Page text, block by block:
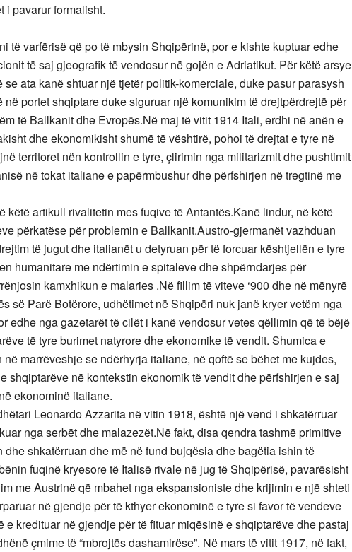
i pavarur formalisht.
të varfërisë që po të mbysin Shqipërinë, por e kishte kuptuar edhe
të saj gjeografik të vendosur në gojën e Adriatikut. Për këtë arsye
se ata kanë shtuar një tjetër politik-komerciale, duke pasur parasysh
në portet shqiptare duke siguruar një komunikim të drejtpërdrejtë për
të Ballkanit dhe Evropës.Në maj të vitit 1914 Itali, erdhi në anën e
dhe ekonomikisht shumë të vështirë, pohoi të drejtat e tyre në
territoret nën kontrollin e tyre, çlirimin nga militarizmit dhe pushtimit
në tokat italiane e papërmbushur dhe përfshirjen në tregtinë me
këtë artikull rivalitetin mes fuqive të Antantës.Kanë lindur, në këtë
përkatëse për problemin e Ballkanit.Austro-gjermanët vazhduan
të jugut dhe italianët u detyruan për të forcuar kështjellën e tyre
humanitare me ndërtimin e spitaleve dhe shpërndarjes për
kamxhikun e malaries .Në fillim të viteve ‘900 dhe në mënyrë
së Parë Botërore, udhëtimet në Shqipëri nuk janë kryer vetëm nga
edhe nga gazetarët të cilët i kanë vendosur vetes qëllimin që të bëjë
të tyre burimet natyrore dhe ekonomike të vendit. Shumica e
marrëveshje se ndërhyrja italiane, në qoftë se bëhet me kujdes,
shqiptarëve në kontekstin ekonomik të vendit dhe përfshirjen e saj
ekonominë italiane.
Leonardo Azzarita në vitin 1918, është një vend i shkatërruar
nga serbët dhe malazezët.Në fakt, disa qendra tashmë primitive
dhe shkatërruan dhe më në fund bujqësia dhe bagëtia ishin të
fuqinë kryesore të Italisë rivale në jug të Shqipërisë, pavarësisht
me Austrinë që mbahet nga ekspansioniste dhe krijimin e një shteti
në gjendje për të kthyer ekonominë e tyre si favor të vendeve
e kredituar në gjendje për të fituar miqësinë e shqiptarëve dhe pastaj
çmime të “mbrojtës dashamirëse”. Në mars të vitit 1917, në fakt,